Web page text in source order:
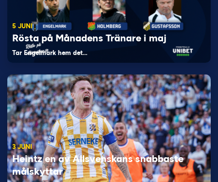
5 JUNI
Rösta på Månadens Tränare i maj
Tar Engelmark hem det…
3 JUNI
Heintz en av Allsvenskans snabbaste
målskyttar